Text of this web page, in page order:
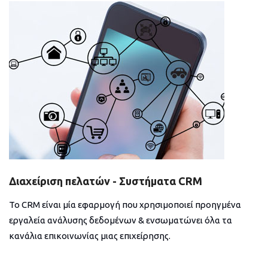
Διαχείριση πελατών - Συστήματα CRM
Το CRM είναι μία εφαρμογή που χρησιμοποιεί προηγμένα
εργαλεία ανάλυσης δεδομένων & ενσωματώνει όλα τα
κανάλια επικοινωνίας μιας επιχείρησης.